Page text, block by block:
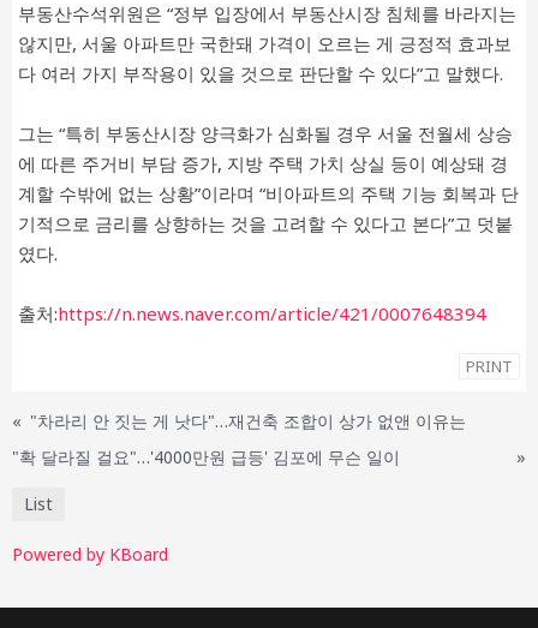
부동산수석위원은 “정부 입장에서 부동산시장 침체를 바라지는
않지만, 서울 아파트만 국한돼 가격이 오르는 게 긍정적 효과보
다 여러 가지 부작용이 있을 것으로 판단할 수 있다”고 말했다.
그는 “특히 부동산시장 양극화가 심화될 경우 서울 전월세 상승
에 따른 주거비 부담 증가, 지방 주택 가치 상실 등이 예상돼 경
계할 수밖에 없는 상황”이라며 “비아파트의 주택 기능 회복과 단
기적으로 금리를 상향하는 것을 고려할 수 있다고 본다”고 덧붙
였다.
출처:https://n.news.naver.com/article/421/0007648394
PRINT
« "차라리 안 짓는 게 낫다"…재건축 조합이 상가 없앤 이유는
"확 달라질 걸요"…'4000만원 급등' 김포에 무슨 일이
»
List
Powered by KBoard